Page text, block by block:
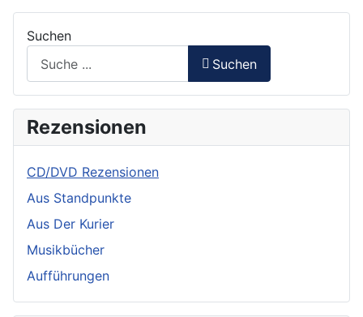
Suchen
Suchen
Rezensionen
CD/DVD Rezensionen
Aus Standpunkte
Aus Der Kurier
Musikbücher
Aufführungen